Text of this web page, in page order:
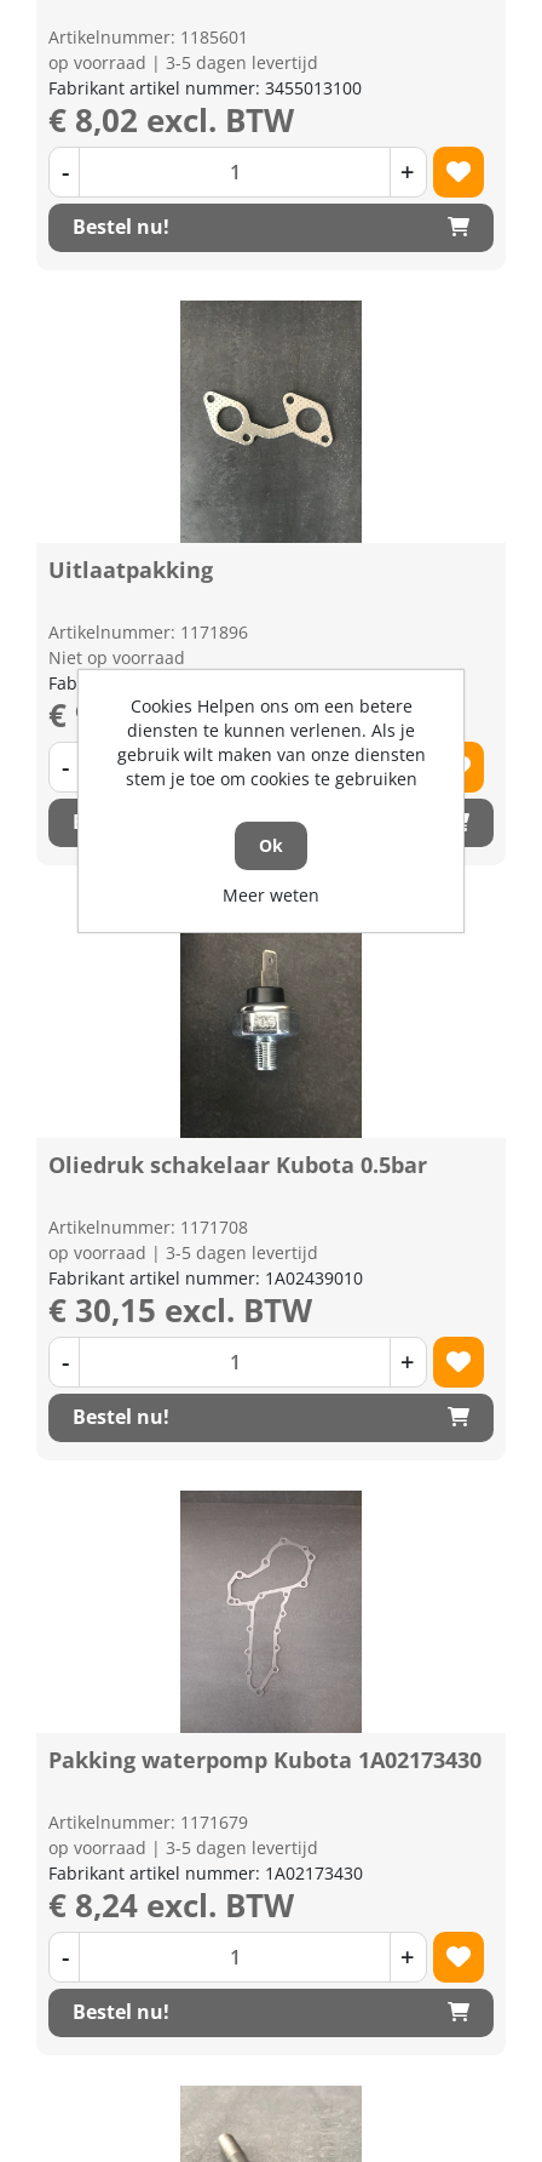
Artikelnummer: 1185601
op voorraad | 3-5 dagen levertijd
Fabrikant artikel nummer: 3455013100
€ 8,02 excl. BTW
- +
Bestel nu!
Uitlaatpakking
Artikelnummer: 1171896
Niet op voorraad
Fabrikant artikel nummer: 1A09112360
€ 9,12 excl. BTW
- +
Bestel nu!
Oliedruk schakelaar Kubota 0.5bar
Artikelnummer: 1171708
op voorraad | 3-5 dagen levertijd
Fabrikant artikel nummer: 1A02439010
€ 30,15 excl. BTW
- +
Bestel nu!
Pakking waterpomp Kubota 1A02173430
Artikelnummer: 1171679
op voorraad | 3-5 dagen levertijd
Fabrikant artikel nummer: 1A02173430
€ 8,24 excl. BTW
- +
Bestel nu!
Cookies Helpen ons om een betere
diensten te kunnen verlenen. Als je
gebruik wilt maken van onze diensten
stem je toe om cookies te gebruiken
Ok
Meer weten